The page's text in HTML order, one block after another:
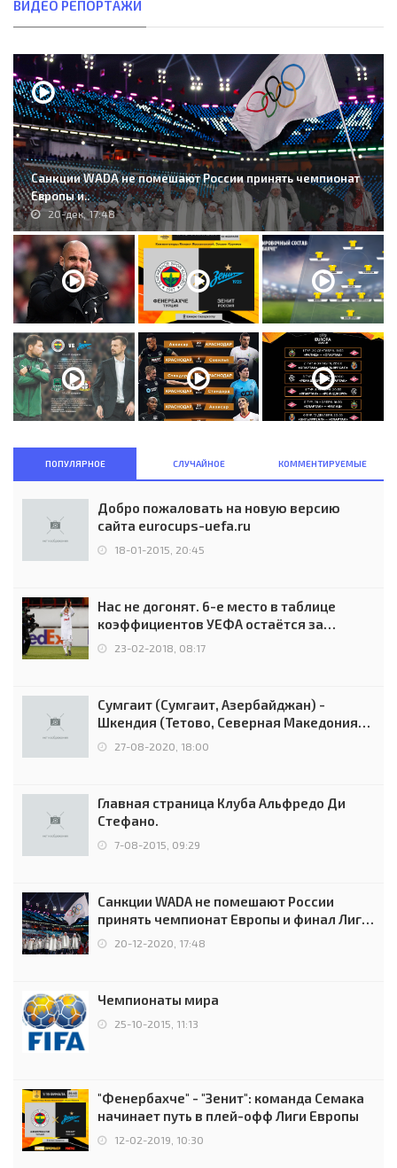
ВИДЕО РЕПОРТАЖИ
Санкции WADA не помешают России принять чемпионат
Европы и..
20-дек, 17:48
ПОПУЛЯРНОЕ СЛУЧАЙНОЕ КОММЕНТИРУЕМЫЕ
Добро пожаловать на новую версию
сайта eurocups-uefa.ru
18-01-2015, 20:45
Нас не догонят. 6-е место в таблице
коэффициентов УЕФА остаётся за
Россией
23-02-2018, 08:17
Сумгаит (Сумгаит, Азербайджан) -
Шкендия (Тетово, Северная Македония) -
0:2 (0:0)
27-08-2020, 18:00
Главная страница Клуба Альфредо Ди
Стефано.
7-08-2015, 09:29
Санкции WADA не помешают России
принять чемпионат Европы и финал Лиги
чемпионов.
20-12-2020, 17:48
Чемпионаты мира
25-10-2015, 11:13
"Фенербахче" - "Зенит": команда Семака
начинает путь в плей-офф Лиги Европы
12-02-2019, 10:30